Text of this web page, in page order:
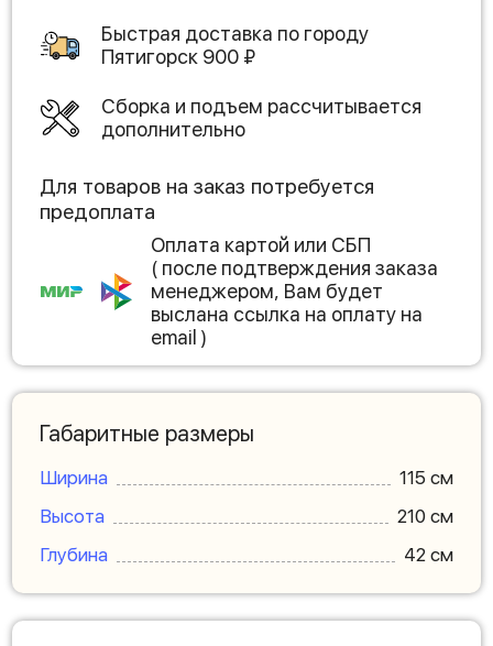
Быстрая доставка по городу
Пятигорск 900 ₽
Сборка и подъем рассчитывается
дополнительно
Для товаров на заказ потребуется
предоплата
Оплата картой или СБП
( после подтверждения заказа
менеджером, Вам будет
выслана ссылка на оплату на
email )
Габаритные размеры
Ширина
115 см
Высота
210 см
Глубина
42 см